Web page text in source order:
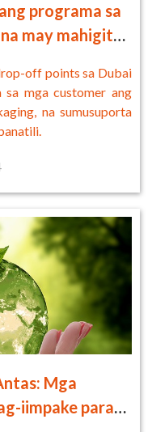
programa sa
may mahigit
off points sa Dubai
sa mga customer ang
na sumusuporta
Mga
iimpake para